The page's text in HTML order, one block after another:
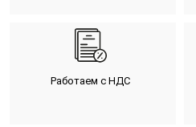
Работаем с НДС